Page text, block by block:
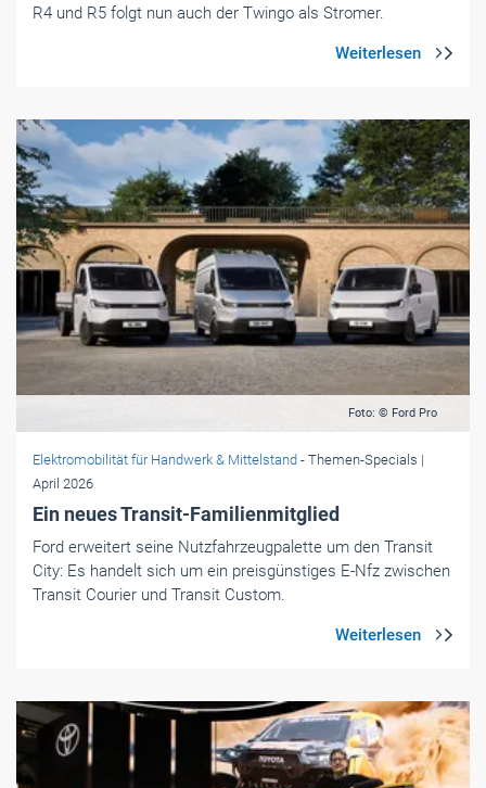
R4 und R5 folgt nun auch der Twingo als Stromer.
Foto: © Ford Pro
Elektromobilität für Handwerk & Mittelstand - Themen-Specials |
April 2026
Ein neues Transit-Familienmitglied
Ford erweitert seine Nutzfahrzeugpalette um den Transit
City: Es handelt sich um ein preisgünstiges E-Nfz zwischen
Transit Courier und Transit Custom.